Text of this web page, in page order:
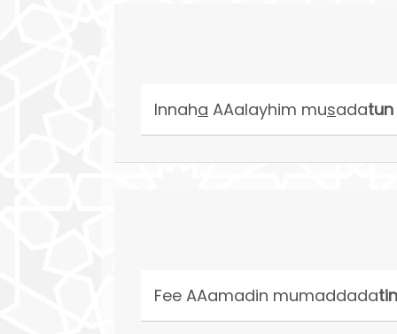
lnnaha AAalayhim musadatun
Fee AAamadin mumaddadatin